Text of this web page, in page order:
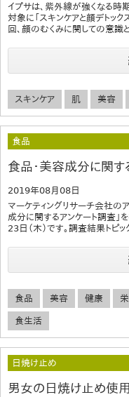
イプサは、紫外線が強くなる
対象に「スキンケアと顔デトッ
回、顔のむくみに関しての意識
スキンケア 肌 美容
食品
食品・美容成分に関
2019年08月08日
マーケティングリサーチ会社の
成分に関するアンケート調査
23日（木）です。調査結果トピ
食品 美容 健康
食生活
日焼け止め
男女の日焼け止め使